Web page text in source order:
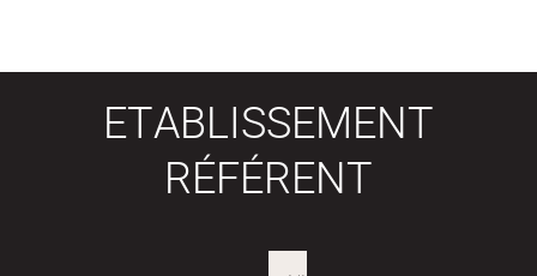
ETABLISSEMENT
RÉFÉRENT